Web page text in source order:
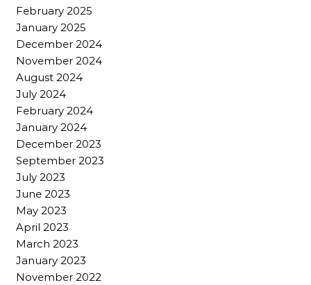
February 2025
January 2025
December 2024
November 2024
August 2024
July 2024
February 2024
January 2024
December 2023
September 2023
July 2023
June 2023
May 2023
April 2023
March 2023
January 2023
November 2022